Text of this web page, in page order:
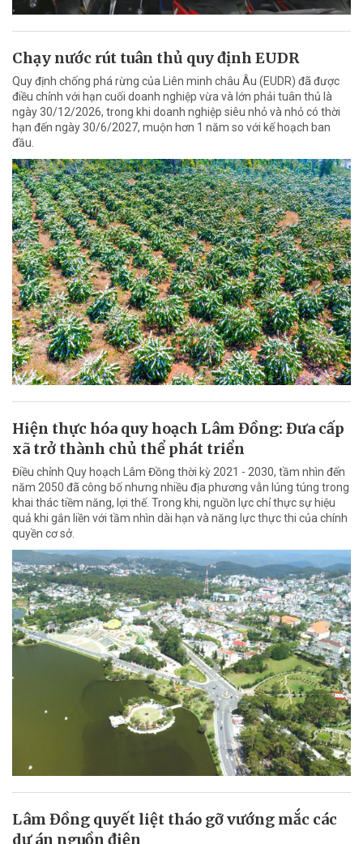
Chạy nước rút tuân thủ quy định EUDR
Quy định chống phá rừng của Liên minh châu Âu (EUDR) đã được
điều chỉnh với hạn cuối doanh nghiệp vừa và lớn phải tuân thủ là
ngày 30/12/2026, trong khi doanh nghiệp siêu nhỏ và nhỏ có thời
hạn đến ngày 30/6/2027, muộn hơn 1 năm so với kế hoạch ban
đầu.
Hiện thực hóa quy hoạch Lâm Đồng: Đưa cấp
xã trở thành chủ thể phát triển
Điều chỉnh Quy hoạch Lâm Đồng thời kỳ 2021 - 2030, tầm nhìn đến
năm 2050 đã công bố nhưng nhiều địa phương vẫn lúng túng trong
khai thác tiềm năng, lợi thế. Trong khi, nguồn lực chỉ thực sự hiệu
quả khi gắn liền với tầm nhìn dài hạn và năng lực thực thi của chính
quyền cơ sở.
Lâm Đồng quyết liệt tháo gỡ vướng mắc các
dự án nguồn điện